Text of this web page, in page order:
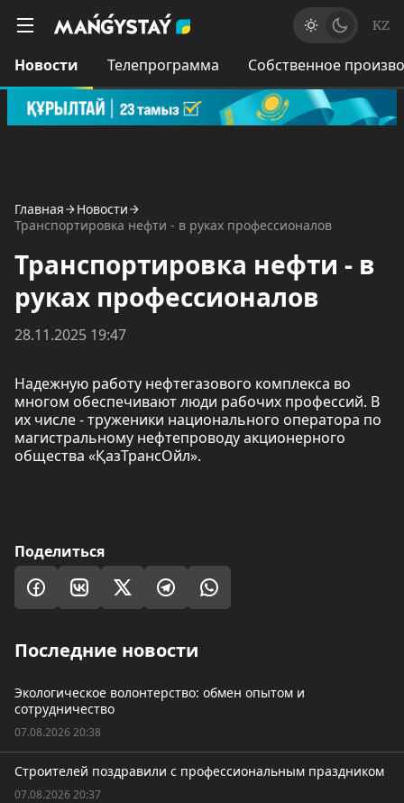
KZ
Новости Телепрограмма Собственное
Главная
Новости
Транспортировка нефти - в руках профессионалов
Транспортировка нефти - в
руках профессионалов
28.11.2025 19:47
Надежную работу нефтегазового комплекса во
многом обеспечивают люди рабочих профессий. В
их числе - труженики национального оператора по
магистральному нефтепроводу акционерного
общества «ҚазТрансОйл».
Поделиться
Последние новости
Экологическое волонтерство: обмен опытом и
сотрудничество
07.08.2026 20:38
Строителей поздравили с профессиональным праздником
07.08.2026 20:37